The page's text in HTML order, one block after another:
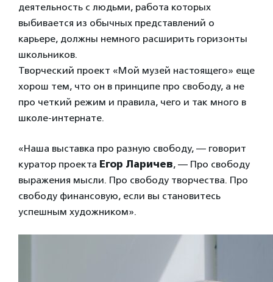
деятельность с людьми, работа которых
выбивается из обычных представлений о
карьере, должны немного расширить горизонты
школьников.
Творческий проект «Мой музей настоящего» еще
хорош тем, что он в принципе про свободу, а не
про четкий режим и правила, чего и так много в
школе-интернате.
«Наша выставка про разную свободу, — говорит
куратор проекта Егор Ларичев, — Про свободу
выражения мысли. Про свободу творчества. Про
свободу финансовую, если вы становитесь
успешным художником».